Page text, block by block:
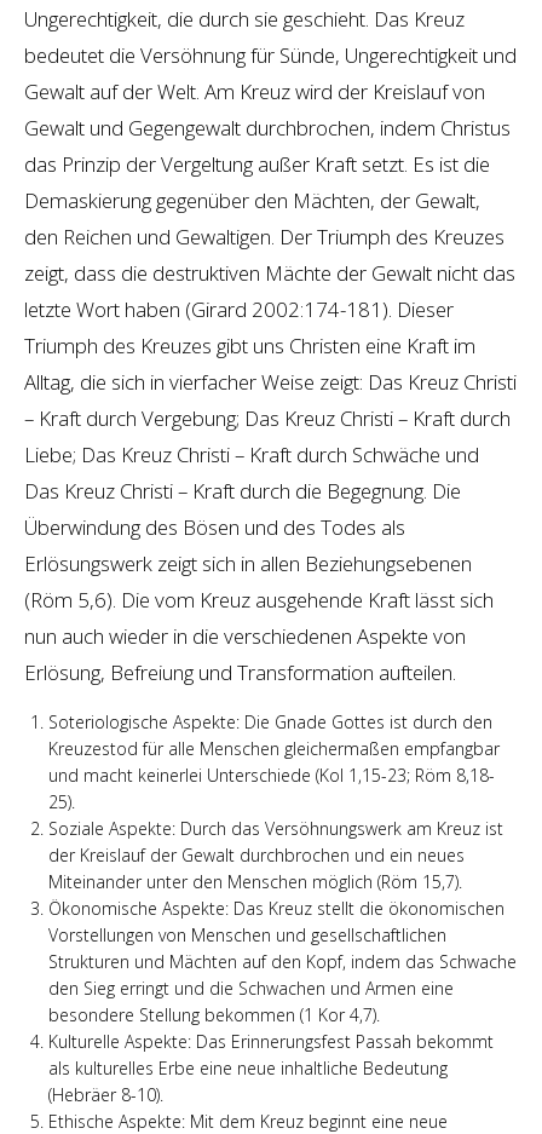
Ungerechtigkeit, die durch sie geschieht. Das Kreuz
bedeutet die Versöhnung für Sünde, Ungerechtigkeit und
Gewalt auf der Welt. Am Kreuz wird der Kreislauf von
Gewalt und Gegengewalt durchbrochen, indem Christus
das Prinzip der Vergeltung außer Kraft setzt. Es ist die
Demaskierung gegenüber den Mächten, der Gewalt,
den Reichen und Gewaltigen. Der Triumph des Kreuzes
zeigt, dass die destruktiven Mächte der Gewalt nicht das
letzte Wort haben (Girard 2002:174-181). Dieser
Triumph des Kreuzes gibt uns Christen eine Kraft im
Alltag, die sich in vierfacher Weise zeigt: Das Kreuz Christi
– Kraft durch Vergebung; Das Kreuz Christi – Kraft durch
Liebe; Das Kreuz Christi – Kraft durch Schwäche und
Das Kreuz Christi – Kraft durch die Begegnung. Die
Überwindung des Bösen und des Todes als
Erlösungswerk zeigt sich in allen Beziehungsebenen
(Röm 5,6). Die vom Kreuz ausgehende Kraft lässt sich
nun auch wieder in die verschiedenen Aspekte von
Erlösung, Befreiung und Transformation aufteilen.
Soteriologische Aspekte: Die Gnade Gottes ist durch den
Kreuzestod für alle Menschen gleichermaßen empfangbar
und macht keinerlei Unterschiede (Kol 1,15-23; Röm 8,18-
25).
Soziale Aspekte: Durch das Versöhnungswerk am Kreuz ist
der Kreislauf der Gewalt durchbrochen und ein neues
Miteinander unter den Menschen möglich (Röm 15,7).
Ökonomische Aspekte: Das Kreuz stellt die ökonomischen
Vorstellungen von Menschen und gesellschaftlichen
Strukturen und Mächten auf den Kopf, indem das Schwache
den Sieg erringt und die Schwachen und Armen eine
besondere Stellung bekommen (1 Kor 4,7).
Kulturelle Aspekte: Das Erinnerungsfest Passah bekommt
als kulturelles Erbe eine neue inhaltliche Bedeutung
(Hebräer 8-10).
Ethische Aspekte: Mit dem Kreuz beginnt eine neue